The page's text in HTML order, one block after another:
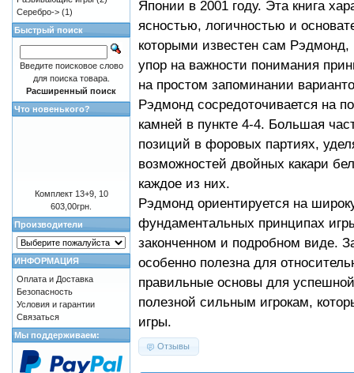
Японии в 2001 году. Эта книга
ясностью, логичностью и
которыми известен сам Рэдмонд,
упор на важности понимания
на простом запоминании
Рэдмонд сосредоточивается на
камней в пункте 4-4. Большая
позиций в форовых партиях,
возможностей двойных какари
каждое из них.
Рэдмонд ориентируется на
фундаментальных принципах
законченном и подробном виде.
особенно полезна для
правильные основы для
полезной сильным игрокам,
игры.
Отзывы
Серебро-> (1)
Быстрый поиск
Введите поисковое слово
для поиска товара.
Расширенный поиск
Что новенького?
Комплект 13+9, 10
603,00грн.
Производители
ИНФОРМАЦИЯ
Оплата и Доставка
Безопасность
Условия и гарантии
Связаться
Мы поддерживаем: